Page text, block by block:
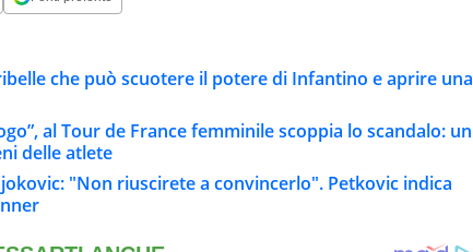
che può scuotere il potere di Infantino e aprire una
al Tour de France femminile scoppia lo scandalo: un
delle atlete
"Non riuscirete a convincerlo". Petkovic indica